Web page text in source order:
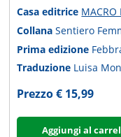
Casa editrice MACRO
CollanaSentiero
Prima edizione
Traduzione Luisa
Prezzo € 15,99
Aggiungi al